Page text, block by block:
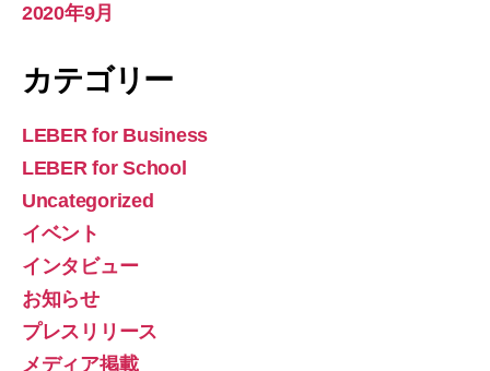
2020年9月
カテゴリー
LEBER for Business
LEBER for School
Uncategorized
イベント
インタビュー
お知らせ
プレスリリース
メディア掲載